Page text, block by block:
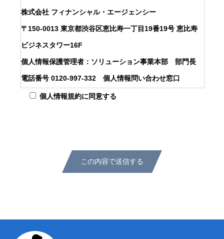
採用を知る
コンテンツ
お問い合わせ
株式会社 フィナンシャル・エージェンシー
〒150-0013 東京都渋谷区恵比寿一丁目19番19号 恵比寿
ビジネスタワー16F
個人情報保護管理者：ソリューション事業本部 部門長
電話番号 0120-997-332 個人情報問い合わせ窓口
※土日祝祭日及び年末年始を除きます。
3.個人情報の第三者提供について
個人情報規約に同意する